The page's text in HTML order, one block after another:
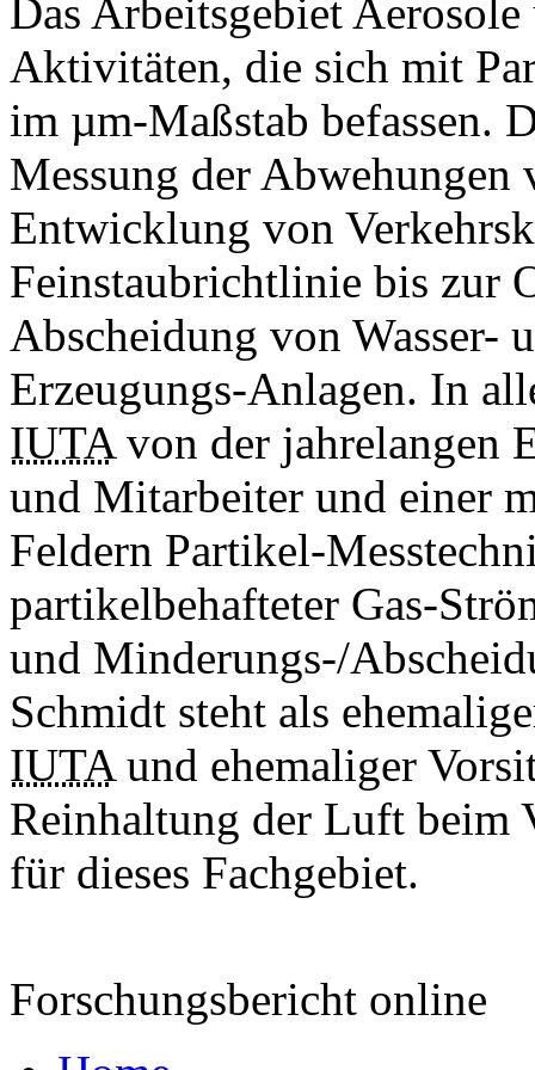
Das Arbeitsgebiet
Aktivitäten, die sich mit
im µm-Maßstab befassen.
Messung der
Entwicklung von
Feinstaubrichtlinie bis zur
Abscheidung von
Erzeugungs-Anlagen. In
IUTAvon der jahrelangen
und Mitarbeiter und einer
Feldern Partikel-
partikelbehafteter Gas-
und Minderungs-/
Schmidt steht als
IUTAund ehemaliger
Reinhaltung der Luft beim
für dieses Fachgebiet.
Forschungsbericht online